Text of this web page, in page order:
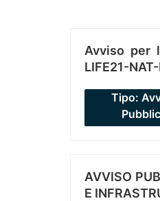
Avviso per
LIFE21-
Tipo:
AVVISO
E